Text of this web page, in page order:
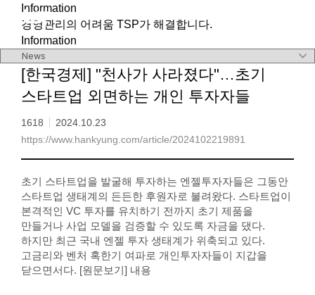
메뉴 바로가기본문 바로가기
Information
경영관리의 어려움 TSP가 해결합니다.
Information
[한국경제] "천사가 사라졌다"…초기
스타트업 외면하는 개인 투자자들
1618
2024.10.23
https://www.hankyung.com/article/2024102219891
초기 스타트업을 발굴해 투자하는 엔젤투자자들은 그동안
스타트업 생태계의 든든한 후원자로 불려왔다. 스타트업이
본격적인 VC 투자를 유치하기 전까지 초기 제품을
만들거나 사업 모델을 검증할 수 있도록 자금을 댔다.
하지만 최근 국내 엔젤 투자 생태계가 위축되고 있다.
고금리와 벤처 혹한기 여파로 개인투자자들이 지갑을
닫으면서다. [원문보기] 내용